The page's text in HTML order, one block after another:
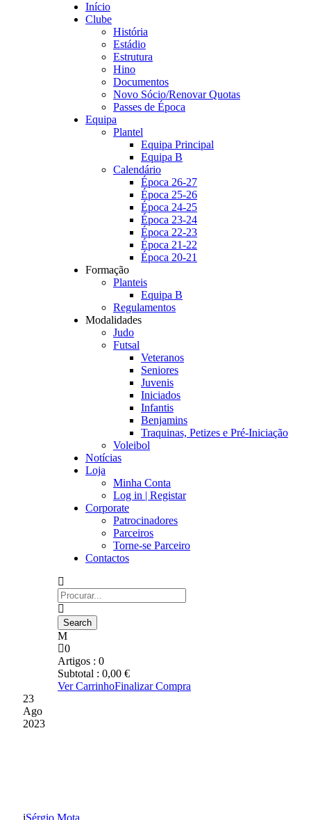
Início
Clube
História
Estádio
Estrutura
Hino
Documentos
Novo Sócio/Renovar Quotas
Passes de Época
Equipa
Plantel
Equipa Principal
Equipa B
Calendário
Época 26-27
Época 25-26
Época 24-25
Época 23-24
Época 22-23
Época 21-22
Época 20-21
Formação
Planteis
Equipa B
Regulamentos
Modalidades
Judo
Futsal
Veteranos
Seniores
Juvenis
Iniciados
Infantis
Benjamins
Traquinas, Petizes e Pré-Iniciação
Voleibol
Notícias
Loja
Minha Conta
Log in | Registar
Corporate
Patrocinadores
Parceiros
Torne-se Parceiro
Contactos
0
Artigos : 0
Subtotal : 0,00 €
Ver CarrinhoFinalizar Compra
23
Ago
2023
Sérgio Mota